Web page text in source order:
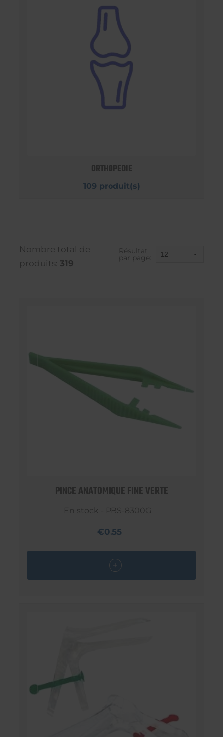
ORTHOPEDIE
109 produit(s)
Nombre total de
produits: 319
Résultat
par page:
PINCE ANATOMIQUE FINE VERTE
En stock - PBS-8300G
€0,55